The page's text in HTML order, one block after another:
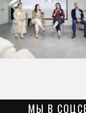
МЫ В